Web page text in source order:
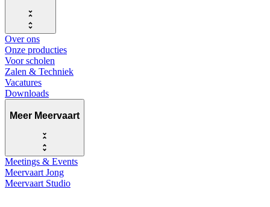
Over ons
Onze producties
Voor scholen
Zalen & Techniek
Vacatures
Downloads
Meer Meervaart
Meetings & Events
Meervaart Jong
Meervaart Studio